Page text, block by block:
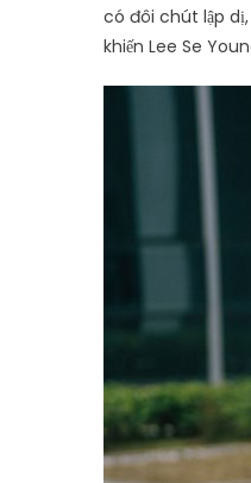
có đôi chút lập
khiến Lee Se